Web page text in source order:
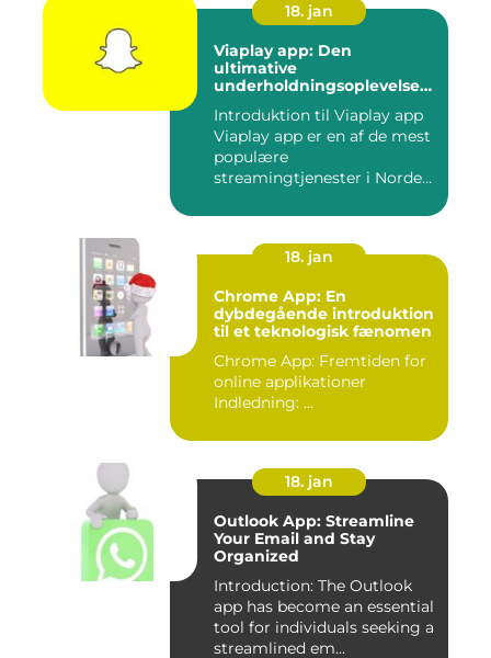
18. jan
Viaplay app: Den
ultimative
underholdningsoplevelse
Introduktion til Viaplay app
Viaplay app er en af de mest
populære
streamingtjenester i Norden
18. jan
Chrome App: En
dybdegående introduktion
til et teknologisk fænomen
Chrome App: Fremtiden for
online applikationer
Indledning: ...
18. jan
Outlook App: Streamline
Your Email and Stay
Organized
Introduction: The Outlook
app has become an essential
tool for individuals seeking a
streamlined em...